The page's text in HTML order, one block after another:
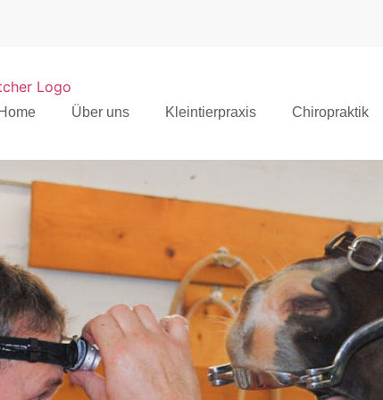
Home Über uns Kleintierpraxis Chiropraktik